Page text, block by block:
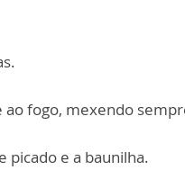
fogo, mexendo
picado e a baunilha.